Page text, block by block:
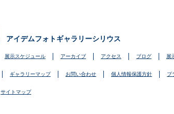
アイデムフォトギャラリーシリウス
展示スケジュール アーカイブ アクセス ブログ 展
ギャラリーマップ お問い合わせ 個人情報保護方針 プ
サイトマップ